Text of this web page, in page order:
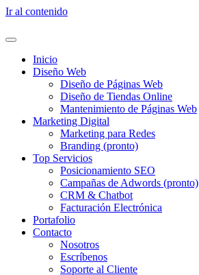
Ir al contenido
Inicio
Diseño Web
Diseño de Páginas Web
Diseño de Tiendas Online
Mantenimiento de Páginas Web
Marketing Digital
Marketing para Redes
Branding (pronto)
Top Servicios
Posicionamiento SEO
Campañas de Adwords (pronto)
CRM & Chatbot
Facturación Electrónica
Portafolio
Contacto
Nosotros
Escríbenos
Soporte al Cliente